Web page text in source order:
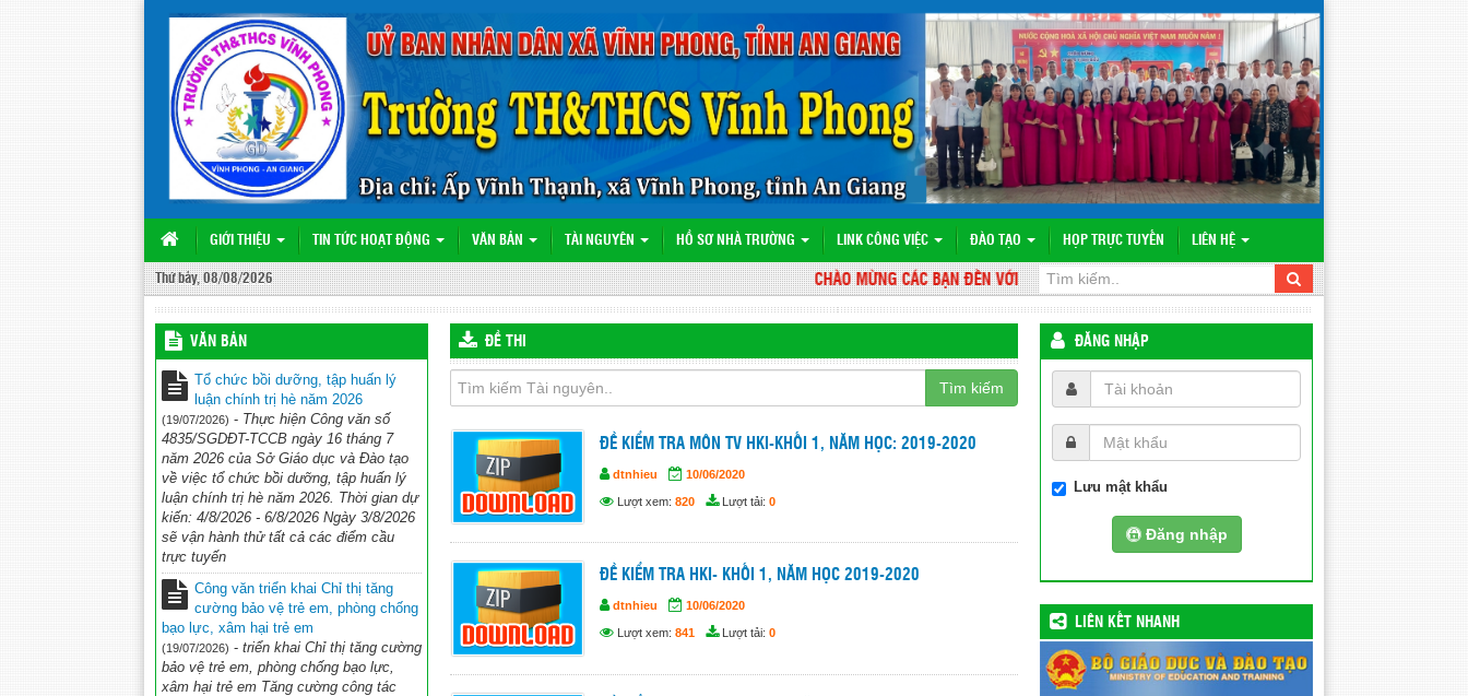
GIỚI THIỆU TIN TỨC HOẠT ĐỘNG VĂN BẢN TÀI NGUYÊN HỒ SƠ NHÀ TRƯỜNG LINK CÔNG VIỆC ĐÀO TẠO HỌP TRỰC TUYẾN LIÊN HỆ
Thứ bảy, 08/08/2026 CHÀO MỪNG CÁC BẠN ĐẾN VỚI WEBSITE TRƯỜNG TH VÀ THCS VĨNH PHONG
ĐỀ THI
Tìm kiếm
ĐỀ KIỂM TRA MÔN TV HKI-KHỐI 1, NĂM HỌC: 2019-2020
dtnhieu 10/06/2020
Lượt xem: 820 Lượt tải: 0
ĐỀ KIỂM TRA HKI- KHỐI 1, NĂM HỌC 2019-2020
dtnhieu 10/06/2020
Lượt xem: 841 Lượt tải: 0
VĂN BẢN
Tổ chức bồi dưỡng, tập huấn lý
luận chính trị hè năm 2026
(19/07/2026) - Thực hiện Công văn số
4835/SGDĐT-TCCB ngày 16 tháng 7
năm 2026 của Sở Giáo dục và Đào tạo
về việc tổ chức bồi dưỡng, tập huấn lý
luận chính trị hè năm 2026. Thời gian dự
kiến: 4/8/2026 - 6/8/2026 Ngày 3/8/2026
sẽ vận hành thử tất cả các điểm cầu
trực tuyến
Công văn triển khai Chỉ thị tăng
cường bảo vệ trẻ em, phòng chống
bạo lực, xâm hại trẻ em
(19/07/2026) - triển khai Chỉ thị tăng cường
bảo vệ trẻ em, phòng chống bạo lực,
xâm hại trẻ em Tăng cường công tác
ĐĂNG NHẬP
Lưu mật khẩu
Đăng nhập
LIÊN KẾT NHANH